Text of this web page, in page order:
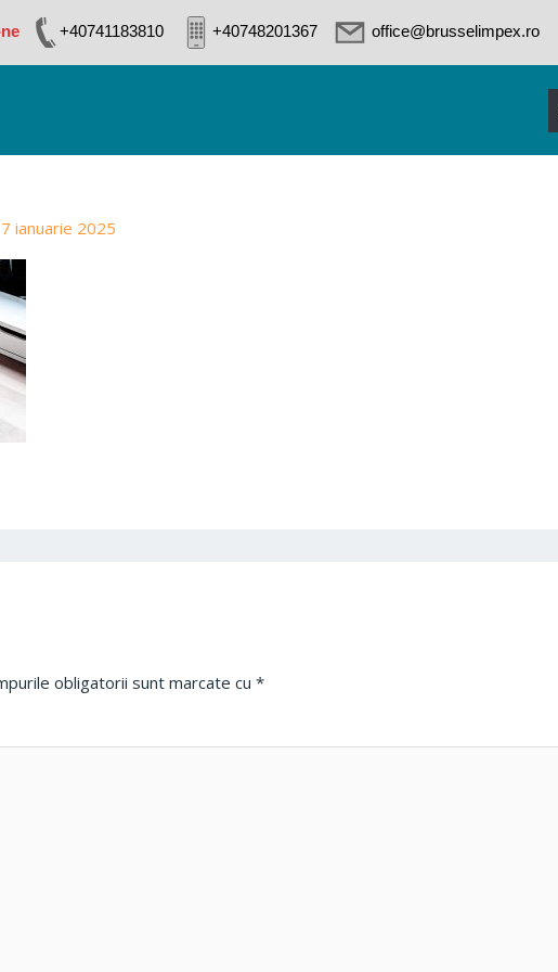
+40741183810 +40748201367 office@brusselimpex.ro
ianuarie 2025
obligatorii sunt marcate cu*